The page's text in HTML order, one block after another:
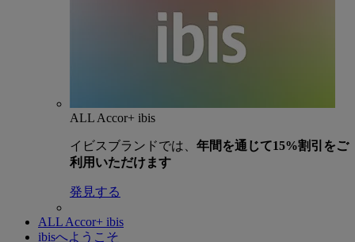
ALL Accor+ ibis
イビスブランドでは、 年間を通じて15%割引をご
利用いただけます
発見する
ALL Accor+ ibis
ibisへようこそ